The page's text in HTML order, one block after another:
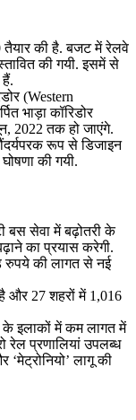
तैयार की है. बजट में रेलवे
की गयी. इसमें से
(Western
भाड़ा कॉरिडोर
2022 तक हो जाएंगे.
रूप से डिजाइन
की गयी.
बस सेवा में बढ़ोतरी के
का प्रयास करेगी.
रुपये की लागत से नई
और 27 शहरों में 1,016
इलाकों में कम लागत में
रेल प्रणालियां उपलब्ध
लागू की